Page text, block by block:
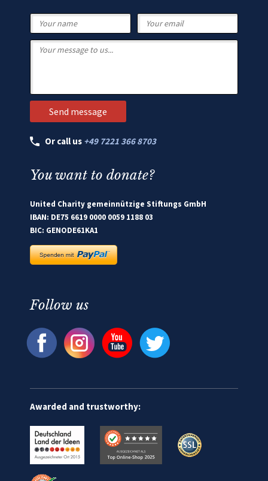
Or call us +49 7221 366 8703
You want to donate?
United Charity gemeinnützige Stiftungs GmbH
IBAN: DE75 6619 0000 0059 1188 03
BIC: GENODE61KA1
Follow us
Awarded and trustworthy: